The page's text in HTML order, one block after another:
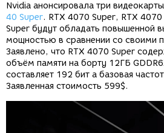
Nvidia анонсировала три
40 Super. RTX 4070 Super, RTX
Super будут обладать повышенной
мощностью в сравнении со своими
Заявлено, что RTX 4070 Super
объём памяти на борту 12ГБ
составляет 192 бит а базовая
Заявленная стоимость 599$.